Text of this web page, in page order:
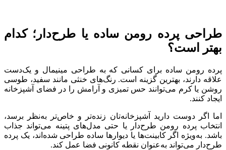
طراحی پرده رومن ساده یا طرح‌دار؛ کدام
بهتر است؟
پرده رومن ساده برای کسانی که به طراحی مینیمال و یک‌دست
علاقه دارند، بهترین گزینه است. رنگ‌های خنثی مانند سفید، طوسی
روشن یا کرم می‌توانند حس تمیزی و آرامش را در فضای آشپزخانه
ایجاد کنند.
اما اگر دوست دارید آشپزخانه‌تان زنده‌تر و خاص‌تر به‌نظر برسد،
انتخاب پرده رومن طرح‌دار یا حتی مدل‌های پتینه می‌تواند جذاب
باشد. به‌ویژه اگر کابینت‌ها یا دیوارها ساده طراحی شده‌اند، یک پرده
طرح‌دار می‌تواند به‌عنوان نقطه کانونی فضا عمل کند.